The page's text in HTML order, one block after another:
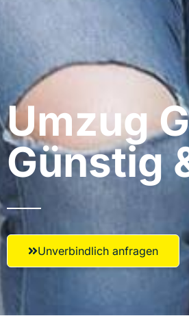
Umzug
Günstig
Unverbindlich anfragen